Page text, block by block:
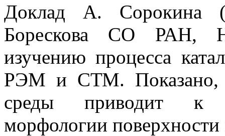
Доклад А. Сорокина
Борескова СО РАН,
изучению процесса
РЭМ и СТМ. Показано,
среды приводит к
морфологии поверхности